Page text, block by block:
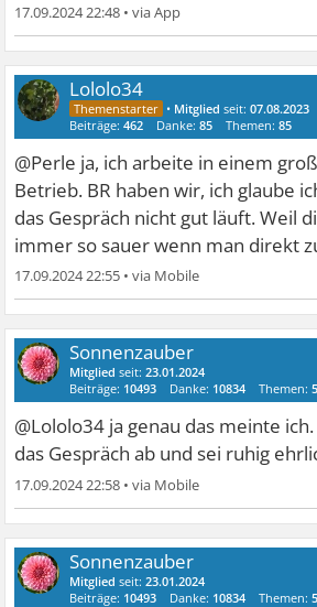
17.09.2024 22:48 •
Lololo34
• Mitglied seit:07.08.2023
Beiträge:462 Danke:85 Themen:85
@Perle ja, ich arbeite in einem
Betrieb. BR haben wir, ich glaube
das Gespräch nicht gut läuft. Weil
immer so sauer wenn man direkt
17.09.2024 22:55 •
Sonnenzauber
Mitglied seit:23.01.2024
Beiträge: 10493 Danke: 10834 Themen:
@Lololo34 ja genau das meinte
das Gespräch ab und sei ruhig
17.09.2024 22:58 •
Sonnenzauber
Mitglied seit:23.01.2024
Beiträge: 10493 Danke: 10834 Themen: